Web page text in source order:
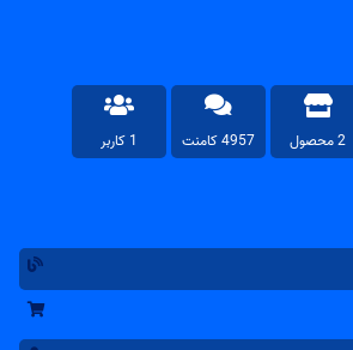
2 محصول 4957 کامنت 1 کاربر